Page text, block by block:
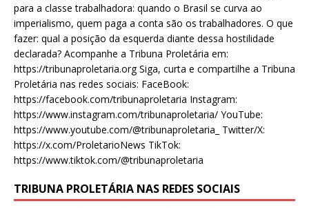
para a classe trabalhadora: quando o Brasil se curva ao
imperialismo, quem paga a conta são os trabalhadores. O que
fazer: qual a posição da esquerda diante dessa hostilidade
declarada? Acompanhe a Tribuna Proletária em:
https://tribunaproletaria.org Siga, curta e compartilhe a Tribuna
Proletária nas redes sociais: FaceBook:
https://facebook.com/tribunaproletaria Instagram:
https://www.instagram.com/tribunaproletaria/ YouTube:
https://www.youtube.com/@tribunaproletaria_ Twitter/X:
https://x.com/ProletarioNews TikTok:
https://www.tiktok.com/@tribunaproletaria
TRIBUNA PROLETÁRIA NAS REDES SOCIAIS